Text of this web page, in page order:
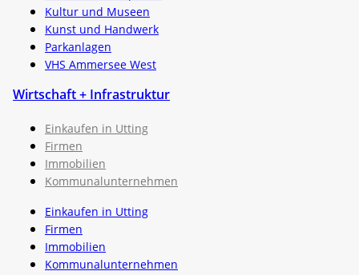
Kultur und Museen
Kunst und Handwerk
Parkanlagen
VHS Ammersee West
Wirtschaft + Infrastruktur
Einkaufen in Utting
Firmen
Immobilien
Kommunalunternehmen
Einkaufen in Utting
Firmen
Immobilien
Kommunalunternehmen